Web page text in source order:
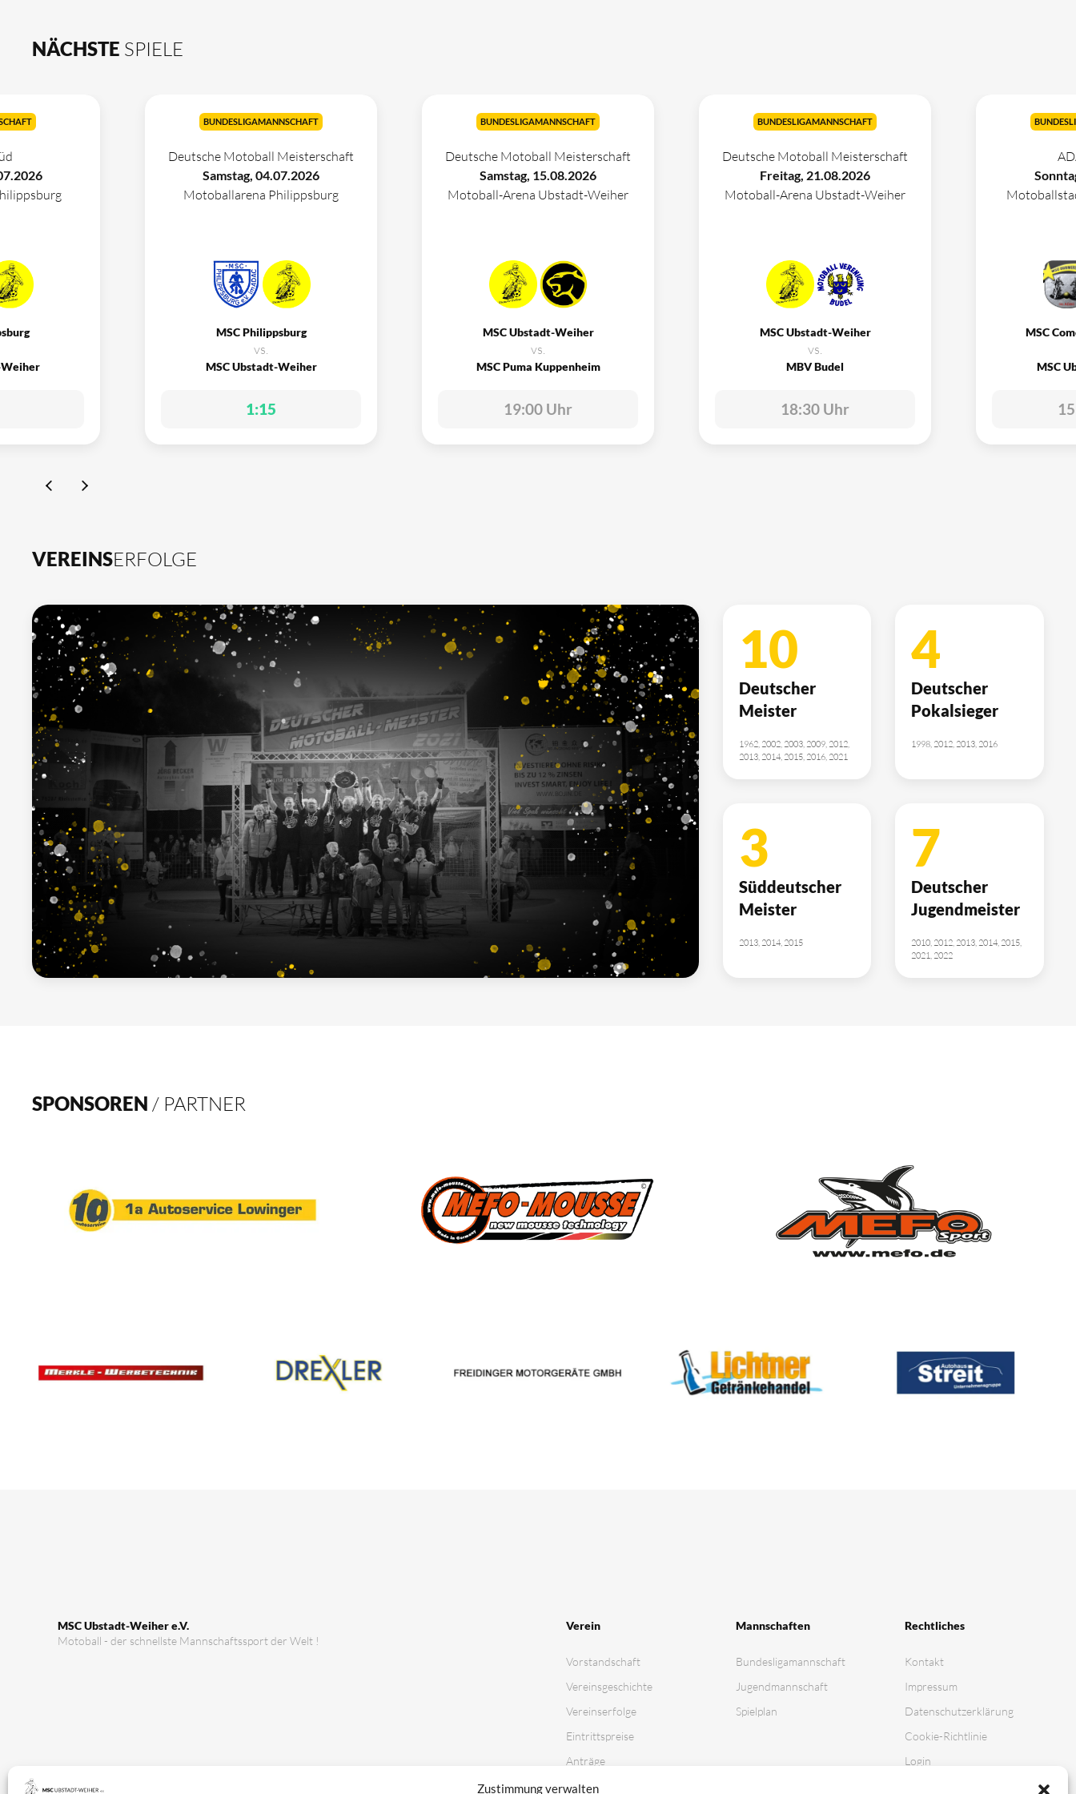
Zustimmung verwalten
NÄCHSTE SPIELE
BUNDESLIGAMANNSCHAFT
Deutsche Motoball Meisterschaft
Samstag, 04.07.2026
Motoballarena Philippsburg
MSC Philippsburg
vs.
MSC Ubstadt-Weiher
1:15
BUNDESLIGAMANNSCHAFT
Deutsche Motoball Meisterschaft
Samstag, 15.08.2026
Motoball-Arena Ubstadt-Weiher
MSC Ubstadt-Weiher
vs.
MSC Puma Kuppenheim
19:00 Uhr
BUNDESLIGAMANNSCHAFT
Deutsche Motoball Meisterschaft
Freitag, 21.08.2026
Motoball-Arena Ubstadt-Weiher
MSC Ubstadt-Weiher
vs.
MBV Budel
18:30 Uhr
MSC
MSC
VEREINSERFOLGE
10
Deutscher
Meister
1962, 2002, 2003, 2009, 2012,
2013, 2014, 2015, 2016, 2021
4
Deutscher
Pokalsieger
1998, 2012, 2013, 2016
3
Süddeutscher
Meister
2013, 2014, 2015
7
Deutscher
Jugendmeister
2010, 2012, 2013, 2014, 2015,
2021, 2022
SPONSOREN / PARTNER
MSC Ubstadt-Weiher e.V.
Motoball - der schnellste Mannschaftssport der Welt !
Verein
Vorstandschaft
Vereinsgeschichte
Vereinserfolge
Eintrittspreise
Anträge
Partner & Sponsoren
Mannschaften
Bundesligamannschaft
Jugendmannschaft
Spielplan
Rechtliches
Kontakt
Impressum
Datenschutz­erklärung
Cookie-Richtlinie
Login